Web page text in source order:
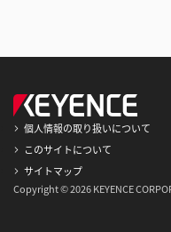
個人情報の取り扱いについて
このサイトについて
サイトマップ
Copyright © 2026 KEYENCE